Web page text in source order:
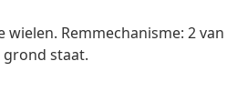
Remmechanisme: 2 van
staat.